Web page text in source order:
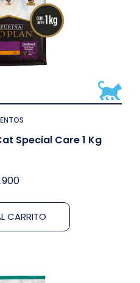
Special Care 1 Kg
CARRITO